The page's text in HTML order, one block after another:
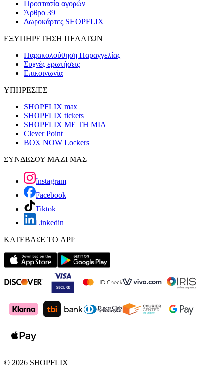
Προστασία αγορών
Άρθρο 39
Δωροκάρτες SHOPFLIX
ΕΞΥΠΗΡΕΤΗΣΗ ΠΕΛΑΤΩΝ
Παρακολούθηση Παραγγελίας
Συχνές ερωτήσεις
Επικοινωνία
ΥΠΗΡΕΣΙΕΣ
SHOPFLIX max
SHOPFLIX tickets
SHOPFLIX ΜΕ ΤΗ ΜΙΑ
Clever Point
BOX NOW Lockers
ΣΥΝΔΕΣΟΥ ΜΑΖΙ ΜΑΣ
Instagram
Facebook
Tiktok
Linkedin
ΚΑΤΕΒΑΣΕ ΤΟ APP
© 2026 SHOPFLIX